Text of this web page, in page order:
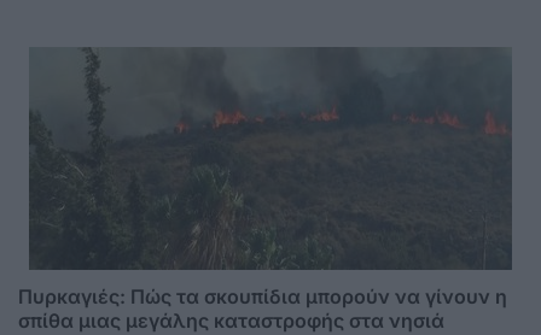
Πυρκαγιές: Πώς τα σκουπίδια μπορούν να γίνουν η
σπίθα μιας μεγάλης καταστροφής στα νησιά